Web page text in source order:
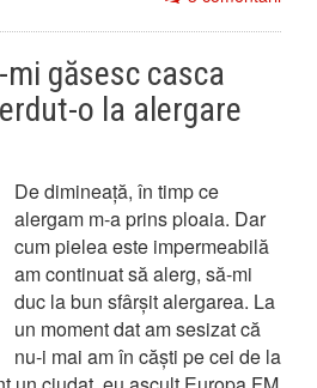
găsesc casca
o la alergare
De dimineață, în timp ce
alergam m-a prins ploaia. Dar
cum pielea este impermeabilă
am continuat să alerg, să-mi
duc la bun sfârșit alergarea. La
un moment dat am sesizat că
nu-i mai am în căști pe cei de la